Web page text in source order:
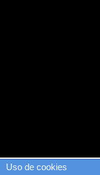
Uso de cookies